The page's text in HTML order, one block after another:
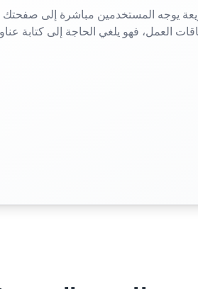
يوجه المستخدمين مباشرة إلى صفحتك